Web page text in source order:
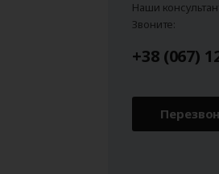
Наши
Звоните:
+38 (067)